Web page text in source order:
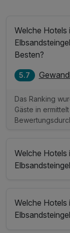
Welche Hotels
Besten?
5.7
Das Ranking
Gäste in
Welche Hotels
Welche Hotels